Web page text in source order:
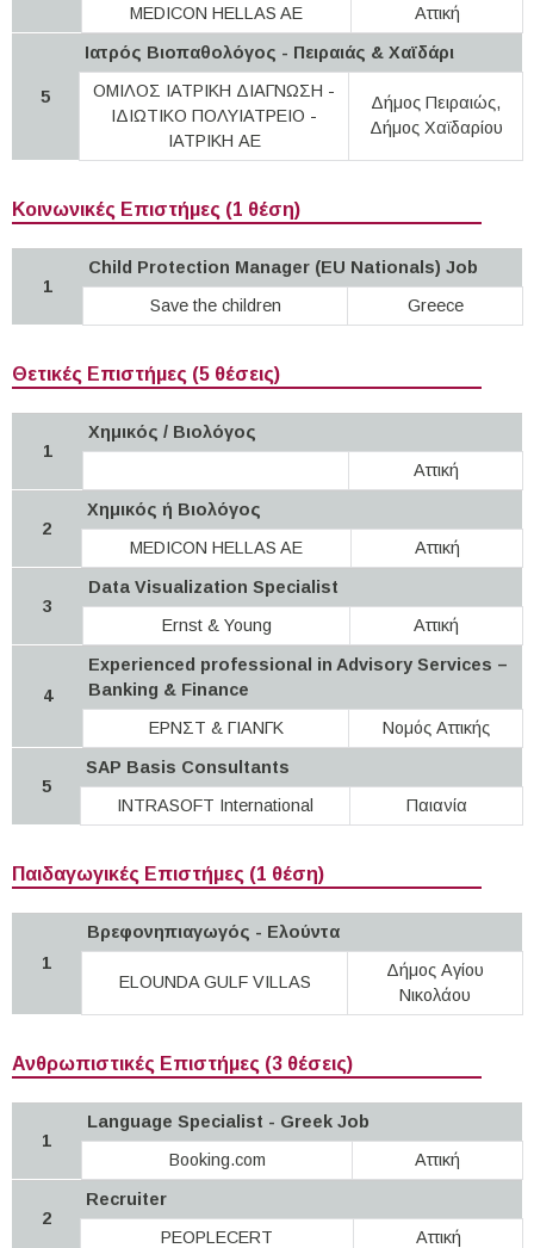
MEDICON HELLAS AE
Αττική
5
Ιατρός Βιοπαθολόγος - Πειραιάς & Χαϊδάρι
ΟΜΙΛΟΣ ΙΑΤΡΙΚΗ ΔΙΑΓΝΩΣΗ -
ΙΔΙΩΤΙΚΟ ΠΟΛΥΙΑΤΡΕΙΟ -
ΙΑΤΡΙΚΗ ΑΕ
Δήμος Πειραιώς,
Δήμος Χαϊδαρίου
Κοινωνικές Επιστήμες (1 θέση)
1
Child Protection Manager (EU Nationals) Job
Save the children
Greece
Θετικές Επιστήμες (5 θέσεις)
1
Χημικός / Βιολόγος
Αττική
2
Χημικός ή Βιολόγος
MEDICON HELLAS AE
Αττική
3
Data Visualization Specialist
Ernst & Young
Αττική
4
Experienced professional in Advisory Services –
Banking & Finance
ΕΡΝΣΤ & ΓΙΑΝΓΚ
Νομός Αττικής
5
SAP Basis Consultants
INTRASOFT International
Παιανία
Παιδαγωγικές Επιστήμες (1 θέση)
1
Βρεφονηπιαγωγός - Ελούντα
ELOUNDA GULF VILLAS
Δήμος Αγίου
Νικολάου
Ανθρωπιστικές Επιστήμες (3 θέσεις)
1
Language Specialist - Greek Job
Booking.com
Αττική
2
Recruiter
PEOPLECERT
Αττική